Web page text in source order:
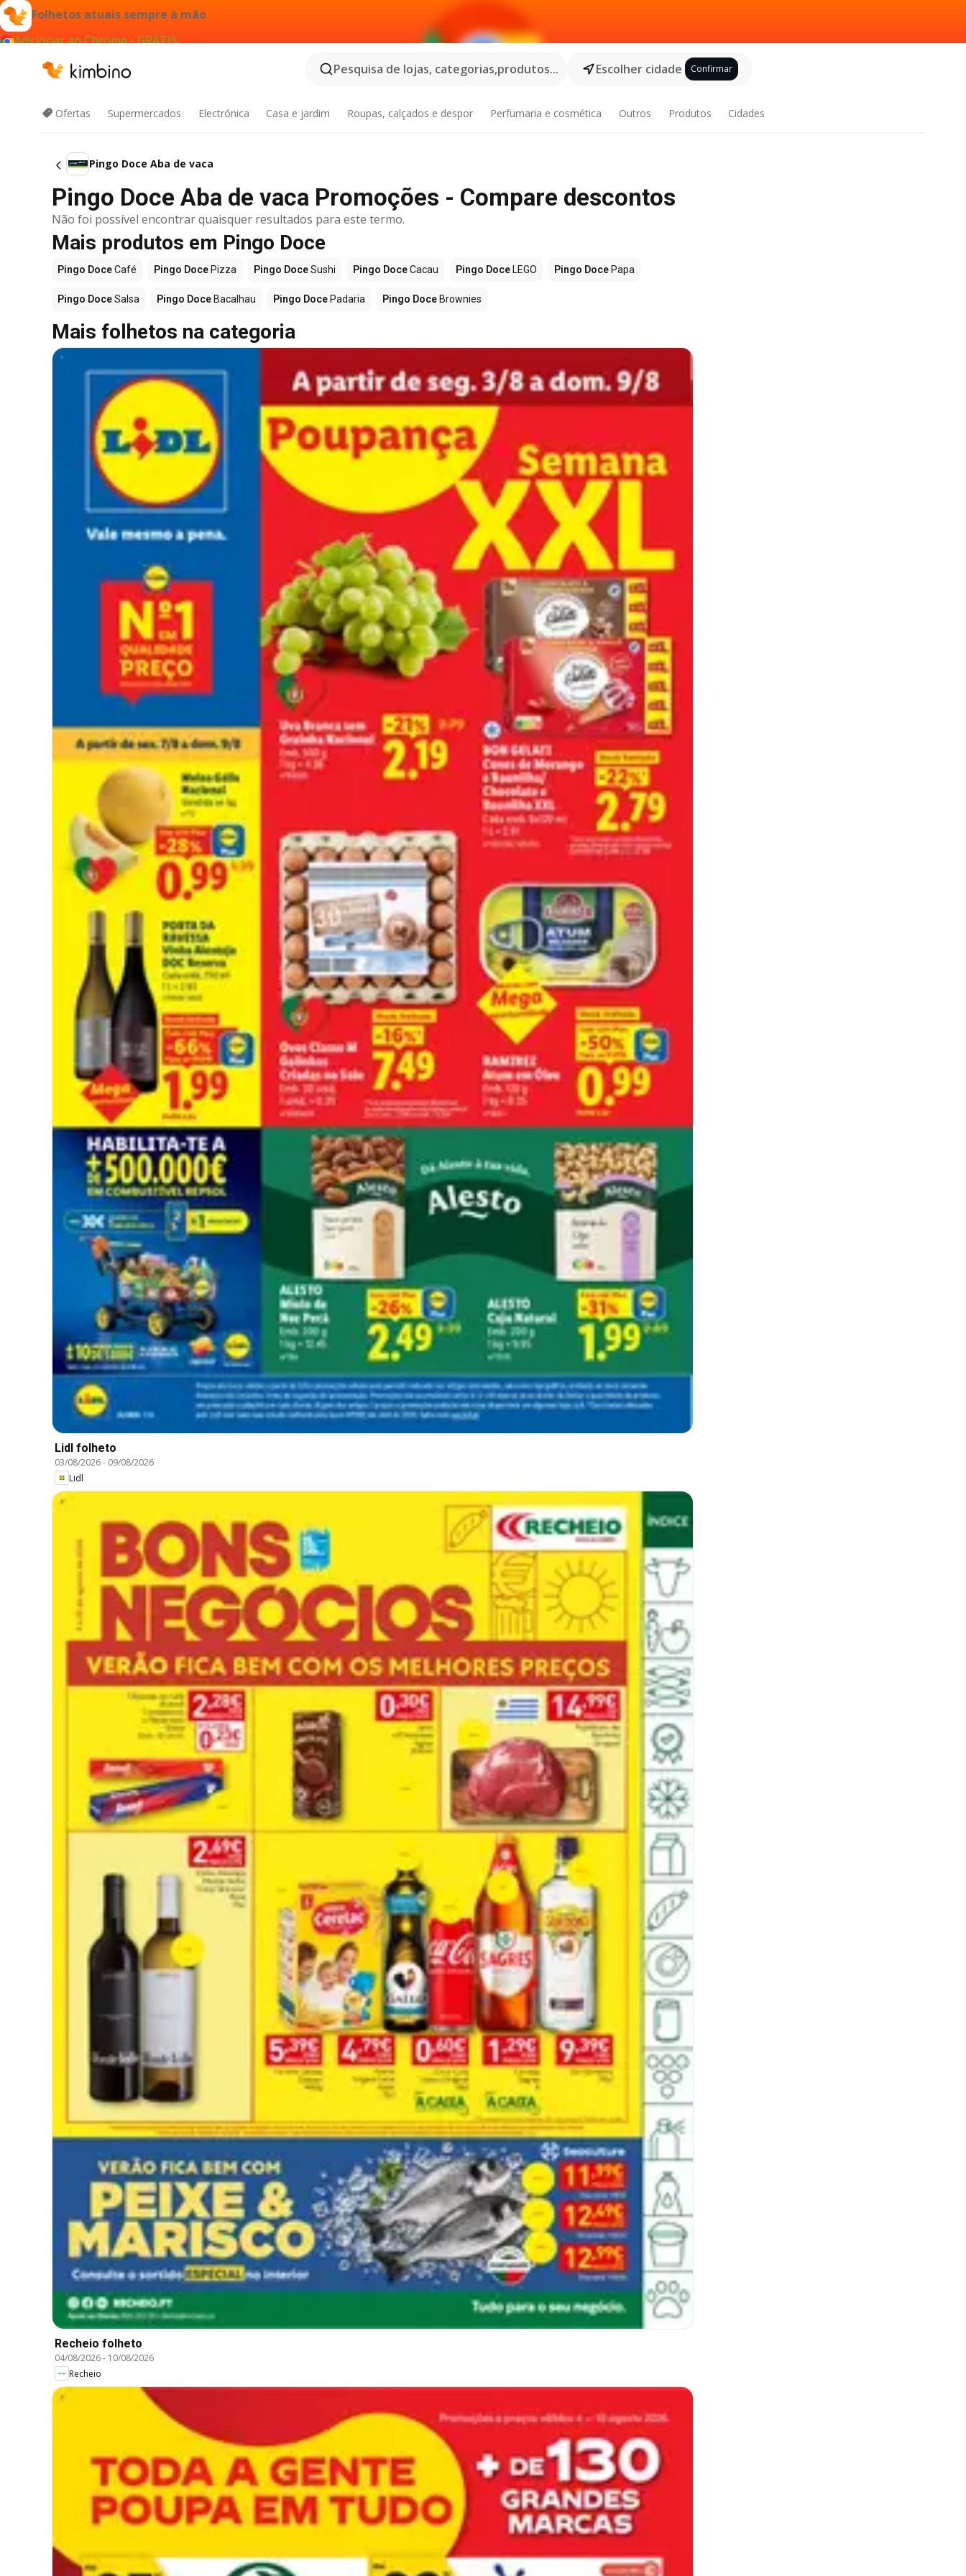
Folhetos atuais sempre à mão
Adicionar ao Chrome - GRÁTIS
Pesquisa de lojas, categorias,produtos...
Escolher cidade Confirmar
Ofertas Supermercados Electrónica Casa e jardim Roupas, calçados e despor Perfumaria e cosmética Outros Produtos Cidades
Pingo Doce Aba de vaca
Pingo Doce Aba de vaca Promoções - Compare descontos
Não foi possível encontrar quaisquer resultados para este termo.
Mais produtos em Pingo Doce
Pingo DoceCafé Pingo Doce Pizza Pingo DoceSushi Pingo DoceCacau Pingo Doce LEGO Pingo Doce Papa
Pingo DoceSalsa Pingo Doce Bacalhau Pingo Doce Padaria Pingo Doce Brownies
Mais folhetos na categoria
Lidl folheto
03/08/2026- 09/08/2026
Lidl
Recheio folheto
04/08/2026- 10/08/2026
Recheio